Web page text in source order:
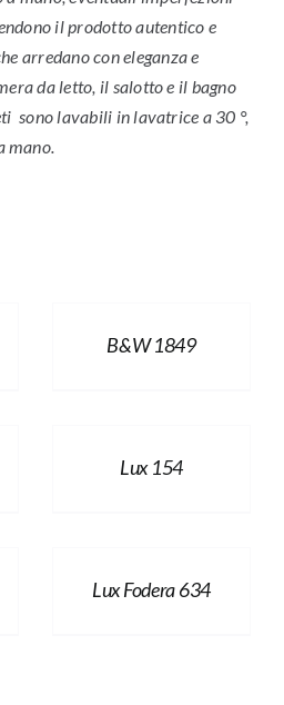
il prodotto autentico e
arredano con eleganza e
da letto, il salotto e il bagno
sono lavabili in lavatrice a 30 °,
mano.
B&W 1849
Lux 154
Lux Fodera 634